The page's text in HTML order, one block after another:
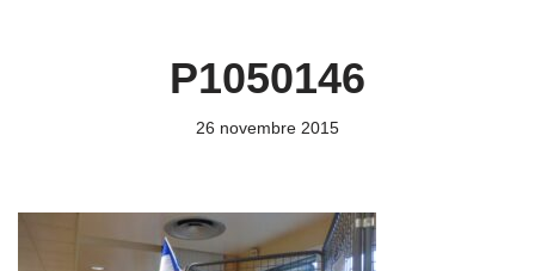
P1050146
26 novembre 2015